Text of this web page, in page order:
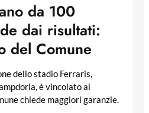
da 100
dai risultati:
del Comune
dello stadio Ferraris,
è vincolato ai
chiede maggiori garanzie.